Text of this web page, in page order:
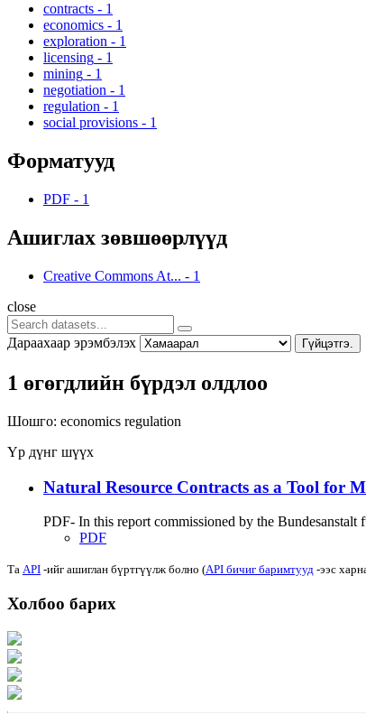
contracts - 1
economics - 1
exploration - 1
licensing - 1
mining - 1
negotiation - 1
regulation - 1
social provisions - 1
Форматууд
PDF - 1
Ашиглах зөвшөөрлүүд
Creative Commons At... - 1
close
Дараахаар эрэмбэлэх Гүйцэтгэ.
1 өгөгдлийн бүрдэл олдлоо
Шошго: economics regulation
Үр дүнг шүүх
Natural Resource Contracts as a Tool for
PDF- In this report commissioned by the
PDF
Та API -ийг ашиглан бүртгүүлж болно (API бичиг баримтууд -ээс
Холбоо барих